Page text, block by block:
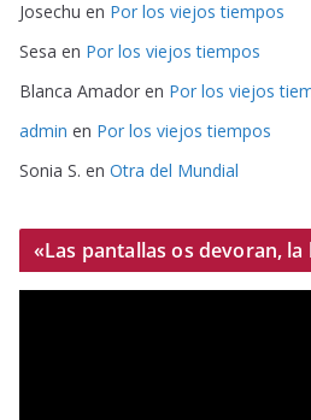
Josechu en Por los viejos tiempos
Sesa en Por los viejos tiempos
Blanca Amador en Por los viejos
admin en Por los viejos tiempos
Sonia S. en Otra del Mundial
«Las pantallas os devoran,